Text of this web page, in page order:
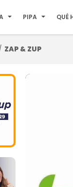
PIPA QUÉ
ZAP & ZUP